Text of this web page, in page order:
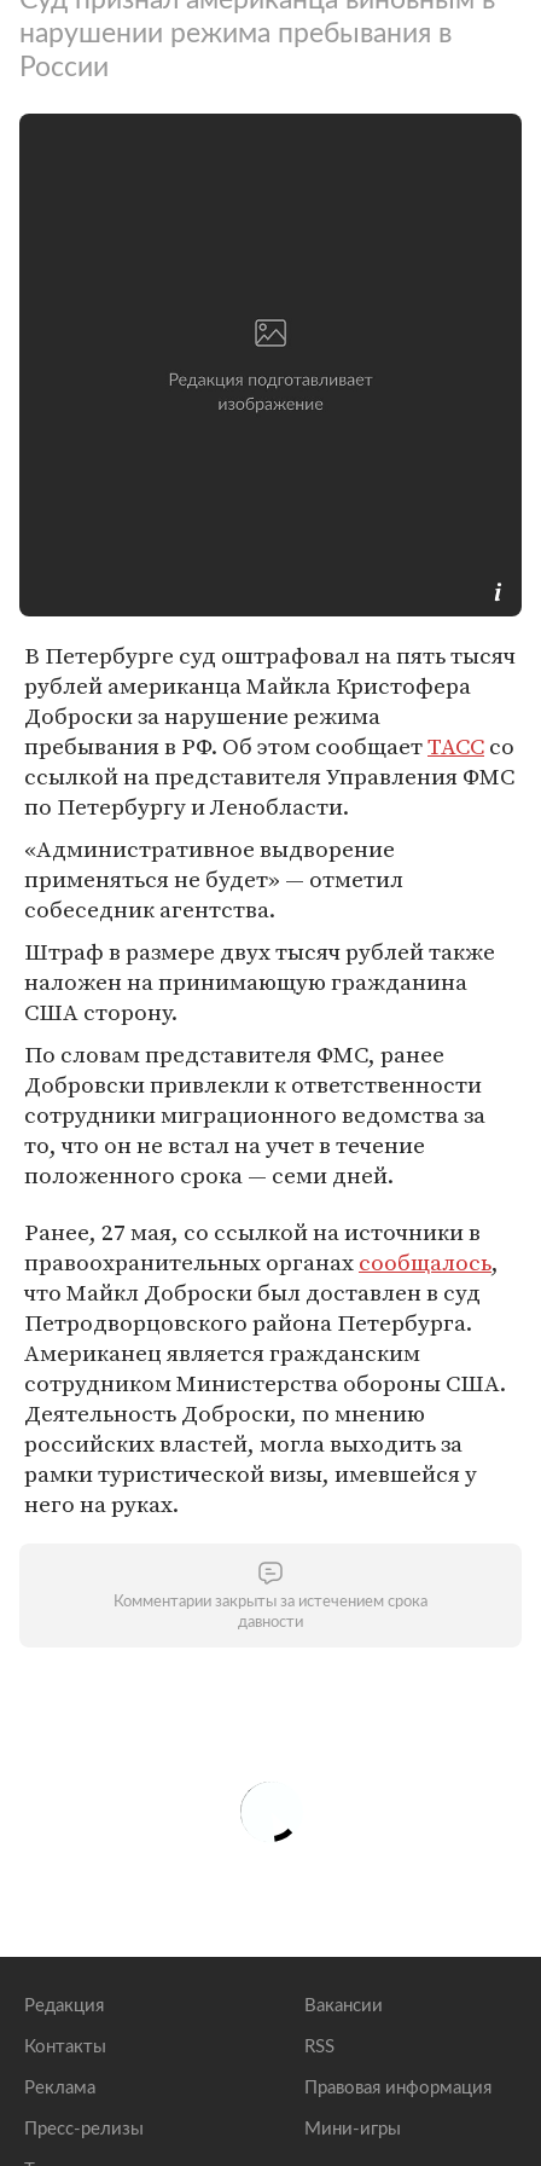
нарушении режима пребывания в
России
В Петербурге суд оштрафовал на пять тысяч
рублей американца Майкла Кристофера
Доброски за нарушение режима
пребывания в РФ. Об этом сообщаетТАССсо
ссылкой на представителя Управления ФМС
по Петербургу и Ленобласти.
«Административное выдворение
применяться не будет» — отметил
собеседник агентства.
Штраф в размере двух тысяч рублей также
наложен на принимающую гражданина
США сторону.
По словам представителя ФМС, ранее
Добровски привлекли к ответственности
сотрудники миграционного ведомства за
то, что он не встал на учет в течение
положенного срока — семи дней.
Ранее, 27 мая, со ссылкой на источники в
правоохранительных органахсообщалось,
что Майкл Доброски был доставлен в суд
Петродворцовского района Петербурга.
Американец является гражданским
сотрудником Министерства обороны США.
Деятельность Доброски, по мнению
российских властей, могла выходить за
рамки туристической визы, имевшейся у
него на руках.
Комментарии закрыты за истечением срока
давности
Редакция
Контакты
Реклама
Пресс-релизы
Вакансии
RSS
Правовая информация
Мини-игры